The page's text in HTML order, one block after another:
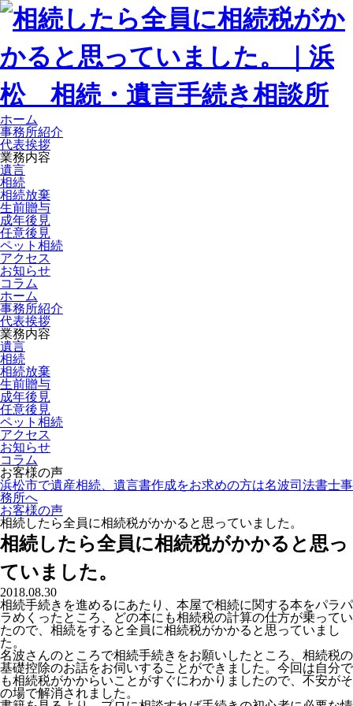
ホーム
事務所紹介
代表挨拶
業務内容
遺言
相続
相続放棄
生前贈与
成年後見
任意後見
ペット相続
アクセス
お知らせ
コラム
ホーム
事務所紹介
代表挨拶
業務内容
遺言
相続
相続放棄
生前贈与
成年後見
任意後見
ペット相続
アクセス
お知らせ
コラム
お客様の声
浜松市で遺産相続、遺言書作成をお求めの方は名波司法書士事
務所へ
お客様の声
相続したら全員に相続税がかかると思っていました。
相続したら全員に相続税がかかると思っ
ていました。
2018.08.30
相続手続きを進めるにあたり、本屋で相続に関する本をパラパ
ラめくったところ、どの本にも相続税の計算の仕方が乗ってい
たので、相続をすると全員に相続税がかかると思っていまし
た。
名波さんのところで相続手続きをお願いしたところ、相続税の
基礎控除のお話をお伺いすることができました。今回は自分で
も相続税がかからいことがすぐにわかりましたので、不安がそ
の場で解消されました。